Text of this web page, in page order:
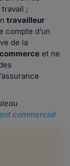
;
travailleur
compte d’un
de la
et ne
commercial